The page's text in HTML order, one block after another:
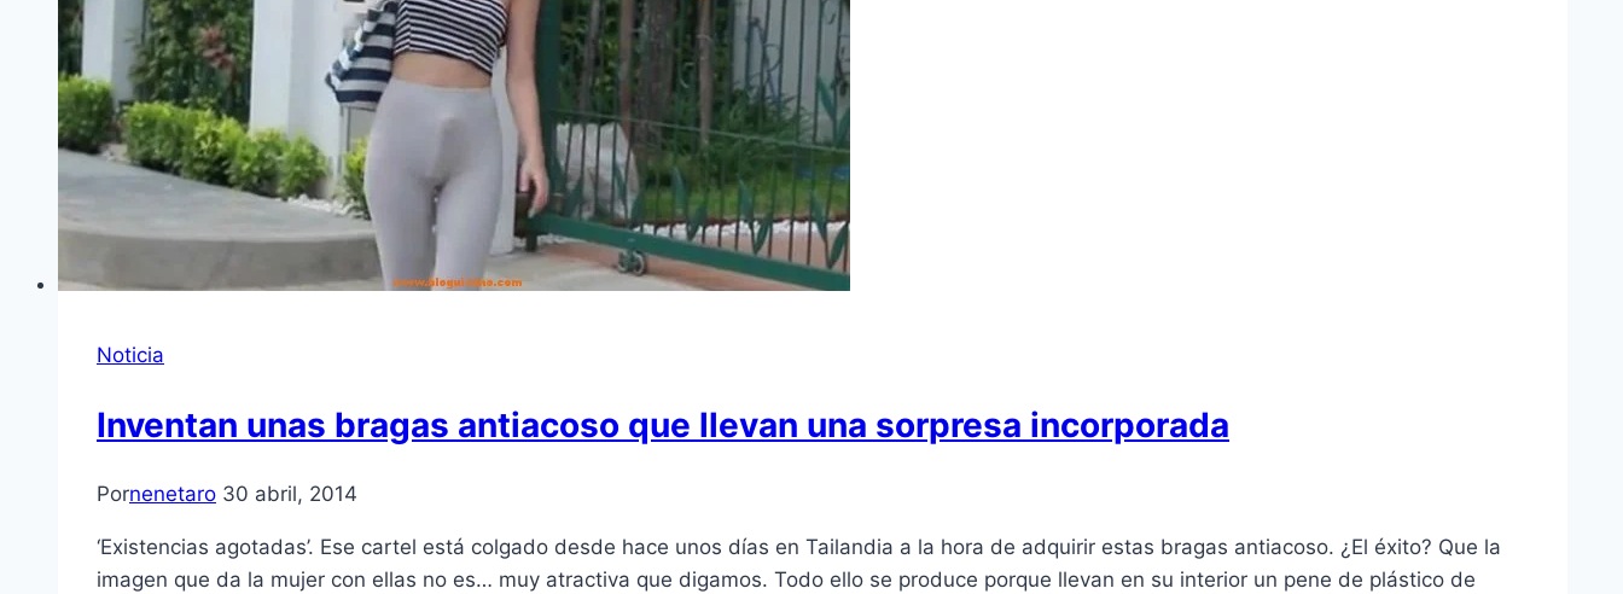
Noticia
Inventan unas bragas antiacoso que llevan una sorpresa incorporada
Pornenetaro 30 abril, 2014
‘Existencias agotadas’. Ese cartel está colgado desde hace unos días en Tailandia a la hora de adquirir estas bragas antiacoso. ¿El éxito? Que la
imagen que da la mujer con ellas no es… muy atractiva que digamos. Todo ello se produce porque llevan en su interior un pene de plástico de